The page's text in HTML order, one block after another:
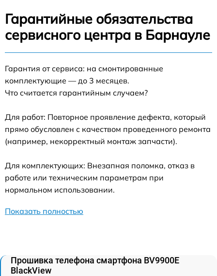
Гарантийные обязательства
сервисного центра в Барнауле
Гарантия от сервиса: на смонтированные
комплектующие — до 3 месяцев.
Что считается гарантийным случаем?
Для работ: Повторное проявление дефекта, который
прямо обусловлен с качеством проведенного ремонта
(например, некорректный монтаж запчасти).
Для комплектующих: Внезапная поломка, отказ в
работе или техническим параметрам при
нормальном использовании.
Показать полностью
Прошивка телефона смартфона BV9900E
BlackView